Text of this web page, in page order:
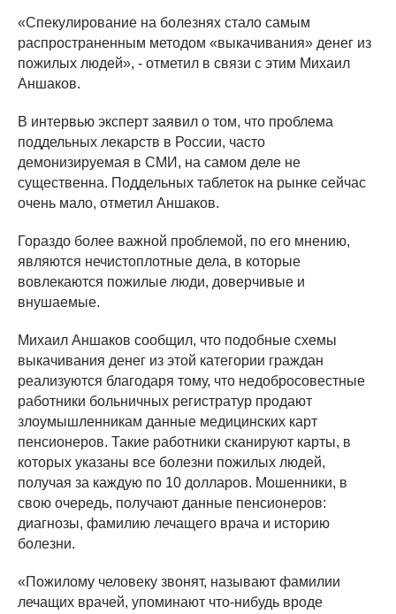
«Спекулирование на болезнях стало самым
распространенным методом «выкачивания» денег из
пожилых людей», - отметил в связи с этим Михаил
Аншаков.
В интервью эксперт заявил о том, что проблема
поддельных лекарств в России, часто
демонизируемая в СМИ, на самом деле не
существенна. Поддельных таблеток на рынке сейчас
очень мало, отметил Аншаков.
Гораздо более важной проблемой, по его мнению,
являются нечистоплотные дела, в которые
вовлекаются пожилые люди, доверчивые и
внушаемые.
Михаил Аншаков сообщил, что подобные схемы
выкачивания денег из этой категории граждан
реализуются благодаря тому, что недобросовестные
работники больничных регистратур продают
злоумышленникам данные медицинских карт
пенсионеров. Такие работники сканируют карты, в
которых указаны все болезни пожилых людей,
получая за каждую по 10 долларов. Мошенники, в
свою очередь, получают данные пенсионеров:
диагнозы, фамилию лечащего врача и историю
болезни.
«Пожилому человеку звонят, называют фамилии
лечащих врачей, упоминают что-нибудь вроде